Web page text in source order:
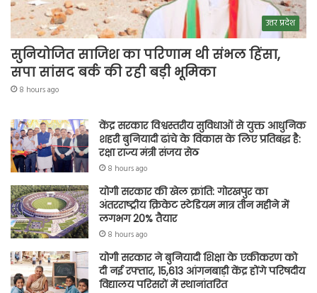
उत्तर प्रदेश
सुनियोजित साजिश का परिणाम थी संभल हिंसा,
सपा सांसद बर्क की रही बड़ी भूमिका
8 hours ago
केंद्र सरकार विश्वस्तरीय सुविधाओं से युक्त आधुनिक
शहरी बुनियादी ढांचे के विकास के लिए प्रतिबद्ध है:
रक्षा राज्य मंत्री संजय सेठ
8 hours ago
योगी सरकार की खेल क्रांति: गोरखपुर का
अंतरराष्ट्रीय क्रिकेट स्टेडियम मात्र तीन महीने में
लगभग 20% तैयार
8 hours ago
योगी सरकार ने बुनियादी शिक्षा के एकीकरण को
दी नई रफ्तार, 15,613 आंगनबाड़ी केंद्र होंगे परिषदीय
विद्यालय परिसरों में स्थानांतरित